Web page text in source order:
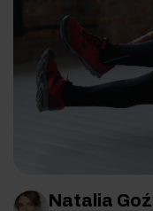
Natalia